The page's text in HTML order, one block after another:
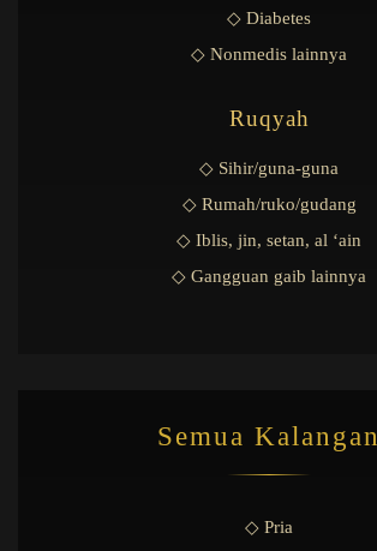
◇ Diabetes
◇ Nonmedis lainnya
Ruqyah
◇ Sihir/guna-guna
◇ Rumah/ruko/gudang
◇ Iblis, jin, setan, al ‘ain
◇ Gangguan gaib lainnya
Semua Kalangan
◇ Pria